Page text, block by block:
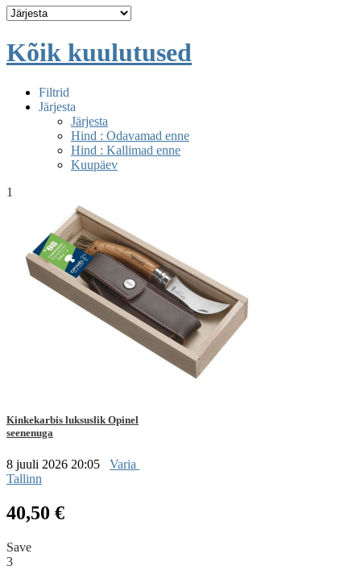
Kõik kuulutused
Filtrid
Järjesta
Järjesta
Hind : Odavamad enne
Hind : Kallimad enne
Kuupäev
1
Kinkekarbis luksuslik Opinel
seenenuga
8 juuli 2026 20:05
Varia
Tallinn
40,50 €
Save
3